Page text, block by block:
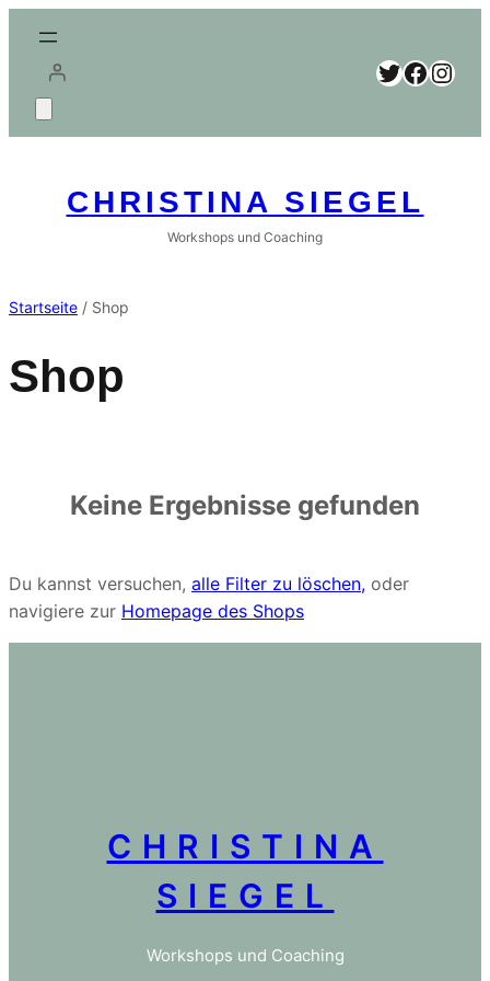
Inhalt
springen
Twitter Facebook Instagram
CHRISTINA SIEGEL
Workshops und Coaching
Startseite / Shop
Shop
Keine Ergebnisse gefunden
Du kannst versuchen, alle Filter zu löschen, oder
navigiere zur Homepage des Shops
CHRISTINA
SIEGEL
Workshops und Coaching